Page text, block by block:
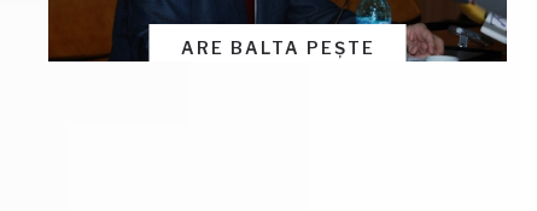
ARE BALTA PEȘTE